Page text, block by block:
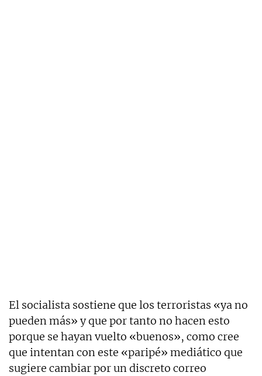
El socialista sostiene que los terroristas «ya no
pueden más» y que por tanto no hacen esto
porque se hayan vuelto «buenos», como cree
que intentan con este «paripé» mediático que
sugiere cambiar por un discreto correo